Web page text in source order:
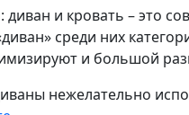
диван и кровать – это
среди них
и большой
нежелательно